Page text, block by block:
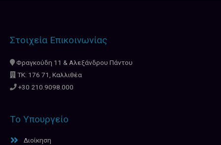
Στοιχεία Επικοινωνίας
Φραγκούδη 11 & Αλεξάνδρου Πάντου
ΤΚ: 176 71, Καλλιθέα
+30 210.9098.000
Το Υπουργείο
Διοίκηση